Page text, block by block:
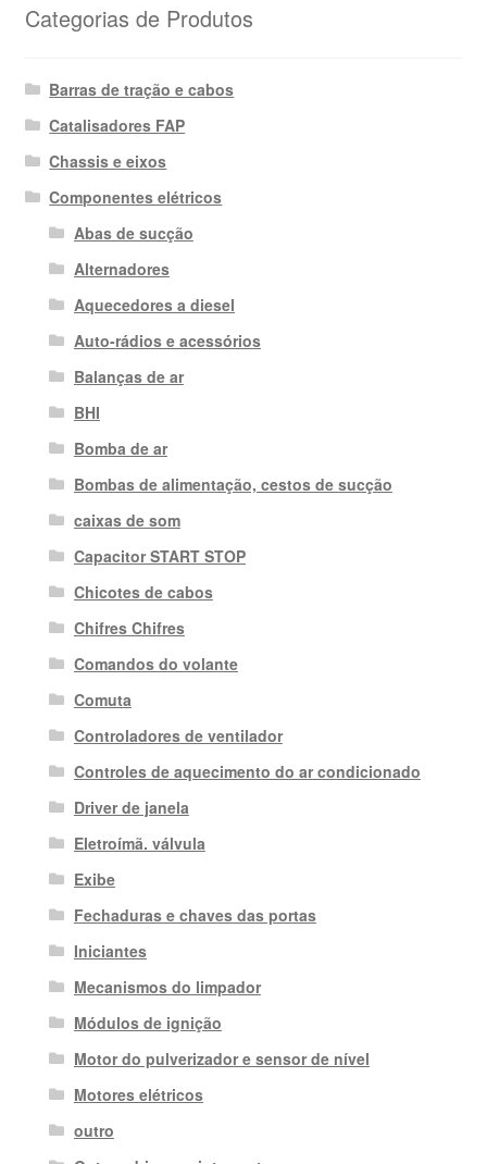
Categorias de Produtos
Barras de tração e cabos
Catalisadores FAP
Chassis e eixos
Componentes elétricos
Abas de sucção
Alternadores
Aquecedores a diesel
Auto-rádios e acessórios
Balanças de ar
BHI
Bomba de ar
Bombas de alimentação, cestos de sucção
caixas de som
Capacitor START STOP
Chicotes de cabos
Chifres Chifres
Comandos do volante
Comuta
Controladores de ventilador
Controles de aquecimento do ar condicionado
Driver de janela
Eletroímã. válvula
Exibe
Fechaduras e chaves das portas
Iniciantes
Mecanismos do limpador
Módulos de ignição
Motor do pulverizador e sensor de nível
Motores elétricos
outro